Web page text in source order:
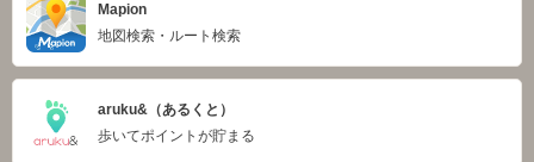
Mapion
地図検索・ルート検索
aruku&（あるくと）
歩いてポイントが貯まる